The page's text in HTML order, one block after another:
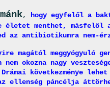
, hogy egyfelől a
életet menthet,
az antibiotikumra nem-
magától meggyógyuló
nem okozna nagy
következménye
ellenség páncélja